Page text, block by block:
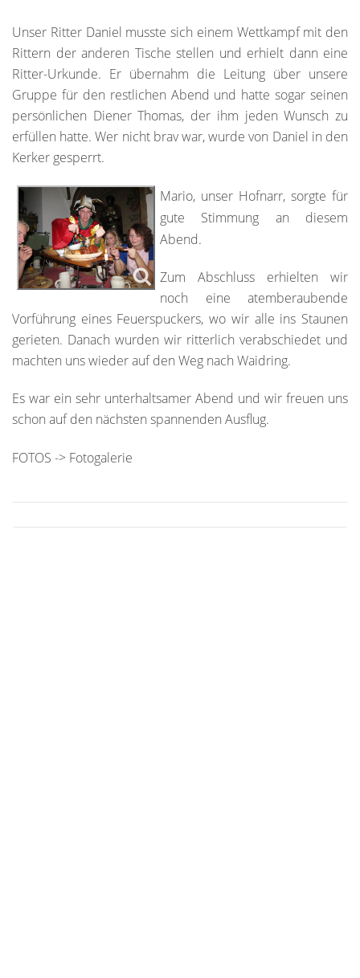
Unser Ritter Daniel musste sich einem Wettkampf mit den
Rittern der anderen Tische stellen und erhielt dann eine
Ritter-Urkunde. Er übernahm die Leitung über unsere
Gruppe für den restlichen Abend und hatte sogar seinen
persönlichen Diener Thomas, der ihm jeden Wunsch zu
erfüllen hatte. Wer nicht brav war, wurde von Daniel in den
Kerker gesperrt.
Mario, unser Hofnarr, sorgte für
gute Stimmung an diesem
Abend.
Zum Abschluss erhielten wir
noch eine atemberaubende
Vorführung eines Feuerspuckers, wo wir alle ins Staunen
gerieten. Danach wurden wir ritterlich verabschiedet und
machten uns wieder auf den Weg nach Waidring.
Es war ein sehr unterhaltsamer Abend und wir freuen uns
schon auf den nächsten spannenden Ausflug.
FOTOS -> Fotogalerie